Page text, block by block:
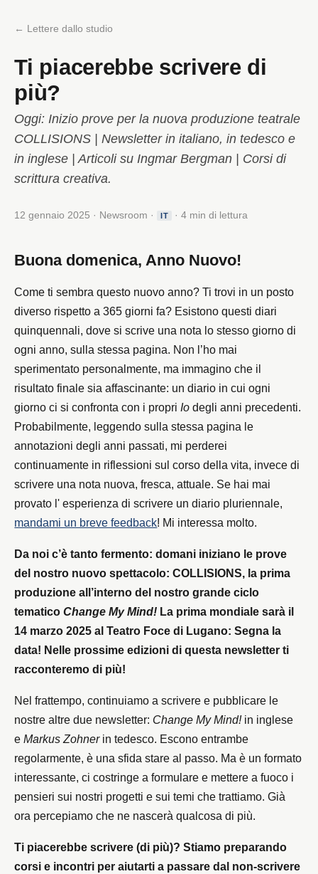
← Lettere dallo studio
Ti piacerebbe scrivere di
più?
Oggi: Inizio prove per la nuova produzione teatrale
COLLISIONS | Newsletter in italiano, in tedesco e
in inglese | Articoli su Ingmar Bergman | Corsi di
scrittura creativa.
12 gennaio 2025 · Newsroom · IT · 4 min di lettura
Buona domenica, Anno Nuovo!
Come ti sembra questo nuovo anno? Ti trovi in un posto
diverso rispetto a 365 giorni fa? Esistono questi diari
quinquennali, dove si scrive una nota lo stesso giorno di
ogni anno, sulla stessa pagina. Non l’ho mai
sperimentato personalmente, ma immagino che il
risultato finale sia affascinante: un diario in cui ogni
giorno ci si confronta con i propri Io degli anni precedenti.
Probabilmente, leggendo sulla stessa pagina le
annotazioni degli anni passati, mi perderei
continuamente in riflessioni sul corso della vita, invece di
scrivere una nota nuova, fresca, attuale. Se hai mai
provato l' esperienza di scrivere un diario pluriennale,
mandami un breve feedback! Mi interessa molto.
Da noi c’è tanto fermento: domani iniziano le prove
del nostro nuovo spettacolo: COLLISIONS, la prima
produzione all’interno del nostro grande ciclo
tematicoChange My Mind! La prima mondiale sarà il
14 marzo 2025 al Teatro Foce di Lugano: Segna la
data! Nelle prossime edizioni di questa newsletter ti
racconteremo di più!
Nel frattempo, continuiamo a scrivere e pubblicare le
nostre altre due newsletter: Change My Mind!in inglese
eMarkus Zohnerin tedesco. Escono entrambe
regolarmente, è una sfida stare al passo. Ma è un formato
interessante, ci costringe a formulare e mettere a fuoco i
pensieri sui nostri progetti e sui temi che trattiamo. Già
ora percepiamo che ne nascerà qualcosa di più.
Ti piacerebbe scrivere (di più)? Stiamo preparando
corsi e incontri per aiutarti a passare dal non-scrivere